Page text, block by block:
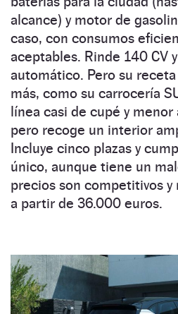
alcance) y motor de
caso, con consumos
aceptables. Rinde 140 CV
automático. Pero su
más, como su carrocería
línea casi de cupé y
pero recoge un interior
Incluye cinco plazas y
único, aunque tiene un
precios son competitivos
a partir de 36.000 euros.